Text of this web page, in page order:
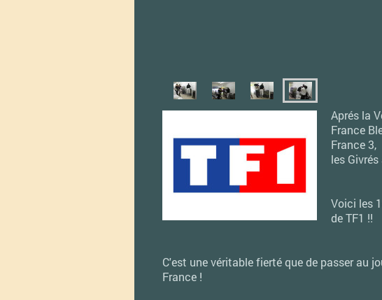
Aprés la
France
France 3,
les
Voici les
de TF1 !!
C'est une véritable fierté que de passer au
France !